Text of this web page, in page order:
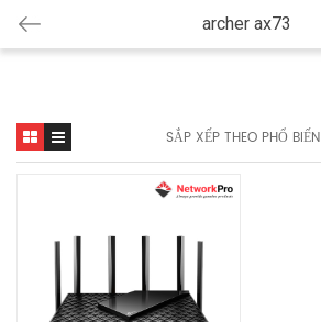
archer ax73
SẮP XẾP THEO PHỔ BIẾN